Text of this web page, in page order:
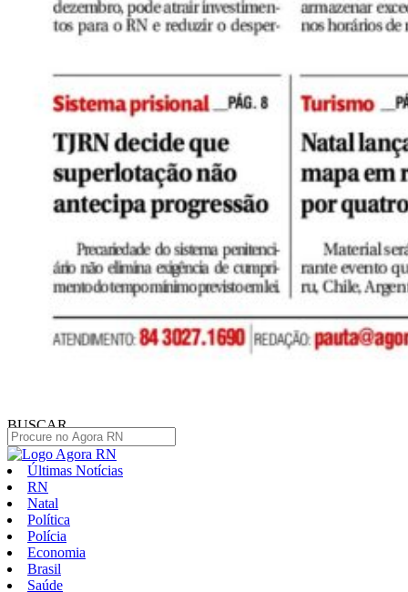
BUSCAR
Últimas Notícias
RN
Natal
Política
Polícia
Economia
Brasil
Saúde